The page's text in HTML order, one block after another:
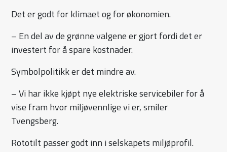
Det er godt for klimaet og for økonomien.
– En del av de grønne valgene er gjort fordi det er
investert for å spare kostnader.
Symbolpolitikk er det mindre av.
– Vi har ikke kjøpt nye elektriske servicebiler for å
vise fram hvor miljøvennlige vi er, smiler
Tvengsberg.
Rototilt passer godt inn i selskapets miljøprofil.